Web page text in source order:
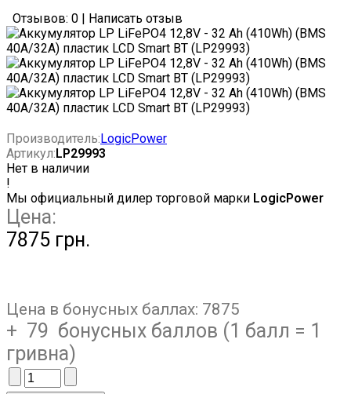
Отзывов: 0 Написать отзыв
Производитель: LogicPower
Артикул: LP29993
Нет в наличии
!
Мы официальный дилер торговой марки LogicPower
Цена:
7875 грн.
Цена в бонусных баллах: 7875
+ 79 бонусных баллов (1 балл = 1
гривна)